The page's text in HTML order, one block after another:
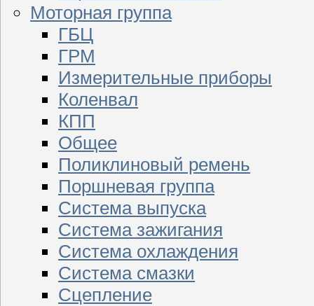
Моторная группа
ГБЦ
ГРМ
Измерительные приборы
Коленвал
КПП
Общее
Поликлиновый ремень
Поршневая группа
Система выпуска
Система зажигания
Система охлаждения
Система смазки
Сцепление